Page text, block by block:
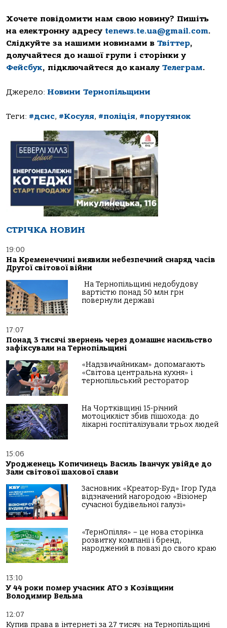
Хочете повідомити нам свою новину? Пишіть
на електронну адресу tenews.te.ua@gmail.com.
Слідкуйте за нашими новинами в Твіттер,
долучайтеся до нашої групи і сторінки у
Фейсбук, підключайтеся до каналу Телеграм.
Джерело: Новини Тернопільщини
Теги: #дснс, #Косуля, #поліція, #порутянок
СТРІЧКА НОВИН
19:00
На Кременеччині виявили небезпечний снаряд часів
Другої світової війни
На Тернопільщині недобудову
вартістю понад 50 млн грн
повернули державі
17:07
Понад 3 тисячі звернень через домашнє насильство
зафіксували на Тернопільщині
«Надзвичайникам» допомагають
«Світова центральна кухня» і
тернопільський ресторатор
На Чортківщині 15-річний
мотоцикліст збив пішохода: до
лікарні госпіталізували трьох людей
15:06
Уродженець Копичинець Василь Іванчук увійде до
Зали світової шахової слави
Засновник «Креатор-Буд» Ігор Гуда
відзначений нагородою «Візіонер
сучасної будівельної галузі»
«ТернОпілля» – це нова сторінка
розвитку компанії і бренд,
народжений в повазі до свого краю
13:10
У 44 роки помер учасник АТО з Козівщини
Володимир Вельма
12:07
Купив права в інтернеті за 27 тисяч: на Тернопільщині